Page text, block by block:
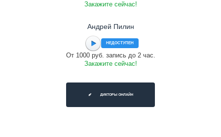
Закажите сейчас!
Андрей Пилин
НЕДОСТУПЕН
От 1000 руб. запись до 2 час.
Закажите сейчас!
ДИКТОРЫ ОНЛАЙН